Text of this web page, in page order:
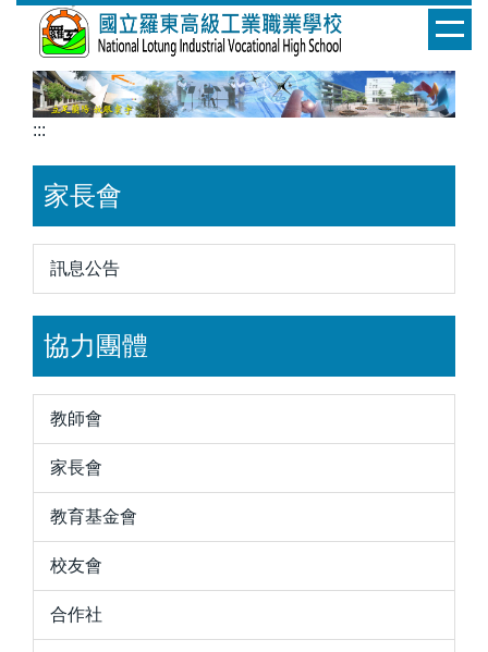
:::
家長會
訊息公告
協力團體
教師會
家長會
教育基金會
校友會
合作社